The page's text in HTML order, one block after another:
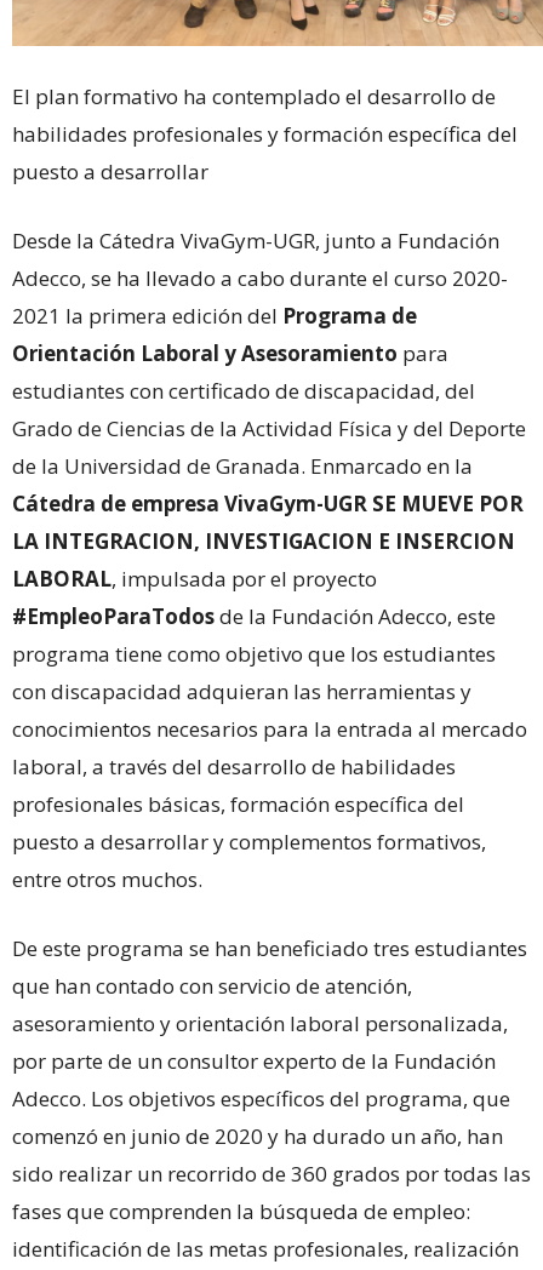
El plan formativo ha contemplado el desarrollo de
habilidades profesionales y formación específica del
puesto a desarrollar
Desde la Cátedra VivaGym-UGR, junto a Fundación
Adecco, se ha llevado a cabo durante el curso 2020-
2021 la primera edición del Programa de
Orientación Laboral y Asesoramiento para
estudiantes con certificado de discapacidad, del
Grado de Ciencias de la Actividad Física y del Deporte
de la Universidad de Granada. Enmarcado en la
Cátedra de empresa VivaGym-UGR SE MUEVE POR
LA INTEGRACION, INVESTIGACION E INSERCION
LABORAL, impulsada por el proyecto
#EmpleoParaTodosde la Fundación Adecco, este
programa tiene como objetivo que los estudiantes
con discapacidad adquieran las herramientas y
conocimientos necesarios para la entrada al mercado
laboral, a través del desarrollo de habilidades
profesionales básicas, formación específica del
puesto a desarrollar y complementos formativos,
entre otros muchos.
De este programa se han beneficiado tres estudiantes
que han contado con servicio de atención,
asesoramiento y orientación laboral personalizada,
por parte de un consultor experto de la Fundación
Adecco. Los objetivos específicos del programa, que
comenzó en junio de 2020 y ha durado un año, han
sido realizar un recorrido de 360 grados por todas las
fases que comprenden la búsqueda de empleo:
identificación de las metas profesionales, realización